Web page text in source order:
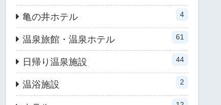
亀の井ホテル 4
温泉旅館・温泉ホテル 61
日帰り温泉施設 44
温浴施設 2